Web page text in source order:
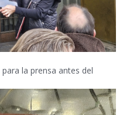
la prensa antes del